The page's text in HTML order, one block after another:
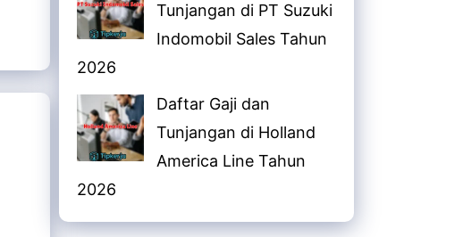
Tunjangan di PT Suzuki
Indomobil Sales Tahun
2026
Daftar Gaji dan
Tunjangan di Holland
America Line Tahun
2026